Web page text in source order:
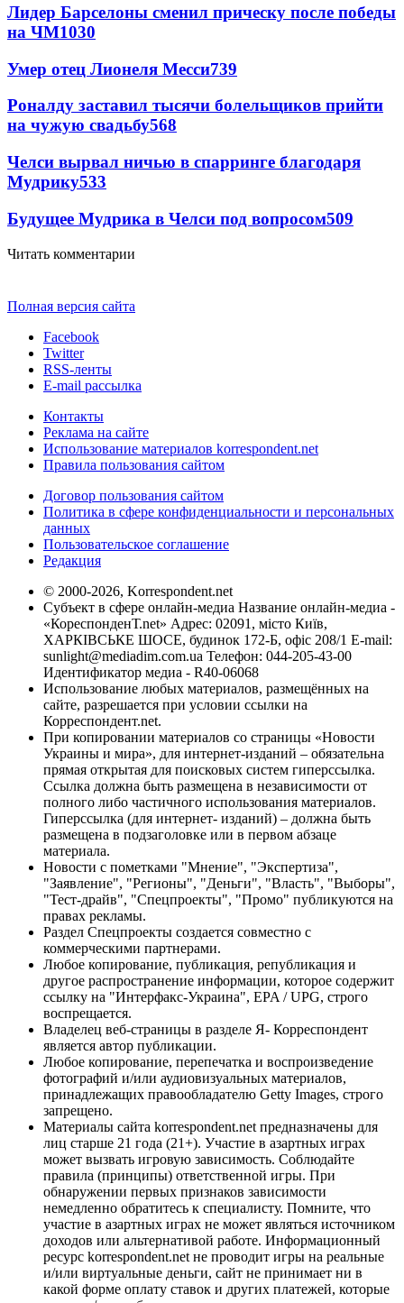
Лидер Барселоны сменил прическу после победы
на ЧМ1030
Умер отец Лионеля Месси739
Роналду заставил тысячи болельщиков прийти
на чужую свадьбу568
Челси вырвал ничью в спарринге благодаря
Мудрику533
Будущее Мудрика в Челси под вопросом509
Читать комментарии
Полная версия сайта
Facebook
Twitter
RSS-ленты
E-mail рассылка
Контакты
Реклама на сайте
Использование материалов korrespondent.net
Правила пользования сайтом
Договор пользования сайтом
Политика в сфере конфиденциальности и персональных
данных
Пользовательское соглашение
Редакция
© 2000-2026, Korrespondent.net
Субъект в сфере онлайн-медиа Название онлайн-медиа -
«КореспонденТ.net» Адрес: 02091, місто Київ,
ХАРКІВСЬКЕ ШОСЕ, будинок 172-Б, офіс 208/1 E-mail:
sunlight@mediadim.com.ua Телефон: 044-205-43-00
Идентификатор медиа - R40-06068
Использование любых материалов, размещённых на
сайте, разрешается при условии ссылки на
Корреспондент.net.
При копировании материалов со страницы «Новости
Украины и мира», для интернет-изданий – обязательна
прямая открытая для поисковых систем гиперссылка.
Ссылка должна быть размещена в независимости от
полного либо частичного использования материалов.
Гиперссылка (для интернет- изданий) – должна быть
размещена в подзаголовке или в первом абзаце
материала.
Новости с пометками "Мнение", "Экспертиза",
"Заявление", "Регионы", "Деньги", "Власть", "Выборы",
"Тест-драйв", "Спецпроекты", "Промо" публикуются на
правах рекламы.
Раздел Спецпроекты создается совместно с
коммерческими партнерами.
Любое копирование, публикация, републикация и
другое распространение информации, которое содержит
ссылку на "Интерфакс-Украина", EPA / UPG, строго
воспрещается.
Владелец веб-страницы в разделе Я- Корреспондент
является автор публикации.
Любое копирование, перепечатка и воспроизведение
фотографий и/или аудиовизуальных материалов,
принадлежащих правообладателю Getty Images, строго
запрещено.
Материалы сайта korrespondent.net предназначены для
лиц старше 21 года (21+). Участие в азартных играх
может вызвать игровую зависимость. Соблюдайте
правила (принципы) ответственной игры. При
обнаружении первых признаков зависимости
немедленно обратитесь к специалисту. Помните, что
участие в азартных играх не может являться источником
доходов или альтернативой работе. Информационный
ресурс korrespondent.net не проводит игры на реальные
и/или виртуальные деньги, сайт не принимает ни в
какой форме оплату ставок и других платежей, которые